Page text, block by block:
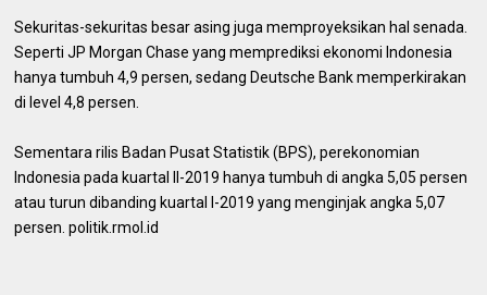
Sekuritas-sekuritas besar asing juga memproyeksikan hal senada.
Seperti JP Morgan Chase yang memprediksi ekonomi Indonesia
hanya tumbuh 4,9 persen, sedang Deutsche Bank memperkirakan
di level 4,8 persen.
Sementara rilis Badan Pusat Statistik (BPS), perekonomian
Indonesia pada kuartal II-2019 hanya tumbuh di angka 5,05 persen
atau turun dibanding kuartal I-2019 yang menginjak angka 5,07
persen. politik.rmol.id